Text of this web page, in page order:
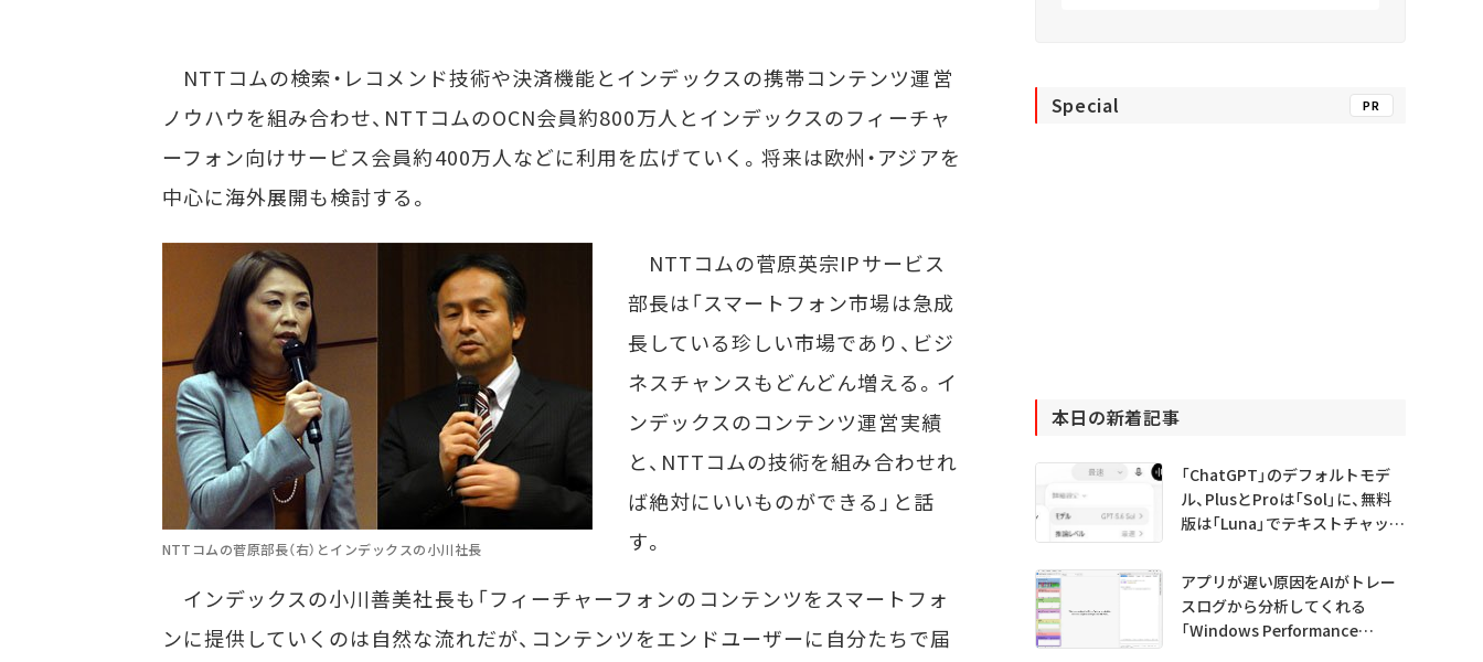
NTTコムの検索・レコメンド技術や決済機能とインデックスの携帯コンテンツ運営
ノウハウを組み合わせ、NTTコムのOCN会員約800万人とインデックスのフィーチャ
ーフォン向けサービス会員約400万人などに利用を広げていく。将来は欧州・アジアを
中心に海外展開も検討する。
NTTコムの菅原部長（右）とインデックスの小川社長
NTTコムの菅原英宗IPサービス
部長は「スマートフォン市場は急成
長している珍しい市場であり、ビジ
ネスチャンスもどんどん増える。イ
ンデックスのコンテンツ運営実績
と、NTTコムの技術を組み合わせれ
ば絶対にいいものができる」と話
す。
インデックスの小川善美社長も「フィーチャーフォンのコンテンツをスマートフォ
ンに提供していくのは自然な流れだが、コンテンツをエンドユーザーに自分たちで届
Special PR
本日の新着記事
「ChatGPT」のデフォルトモデ
ル、PlusとProは「Sol」に、無料
版は「Luna」でテキストチャット
アプリが遅い原因をAIがトレー
スログから分析してくれる
「Windows Performance